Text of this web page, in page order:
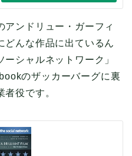
アンドリュー・ガーフィ
どんな作品に出ているん
シャルネットワーク」
のザッカーバーグに裏
役です。